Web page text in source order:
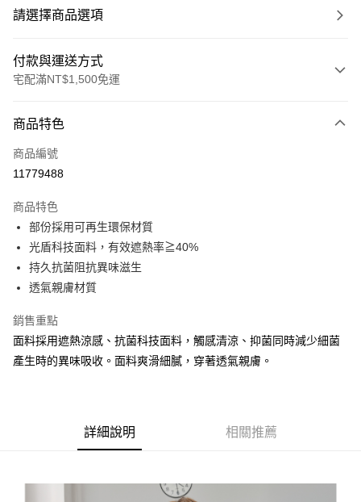
請選擇商品選項
付款與運送方式
宅配滿NT$1,500免運
信用卡一次付款
信用卡分期付款
合作金庫商業銀行
華南商業銀行
上海商業儲蓄銀行
台北富邦商業銀行
國泰世華商業銀行
臺灣中小企業銀行
聯邦商業銀行
元大商業銀行
永豐商業銀行
台新國際商業銀行
中國信託商業銀行
LINE Pay
Apple Pay
悠遊付
全盈+PAY
AFTEE先享後付
１．簡單：不需註冊會員、不需綁卡、不需儲值。
商品特色
商品編號
11779488
商品特色
部份採用可再生環保材質
光盾科技面料，有效遮熱率≧40%
持久抗菌阻抗異味滋生
透氣親膚材質
銷售重點
面料採用遮熱涼感、抗菌科技面料，觸感清涼、抑菌同時減少細菌
產生時的異味吸收。面料爽滑細膩，穿著透氣親膚。
詳細說明 相關推薦